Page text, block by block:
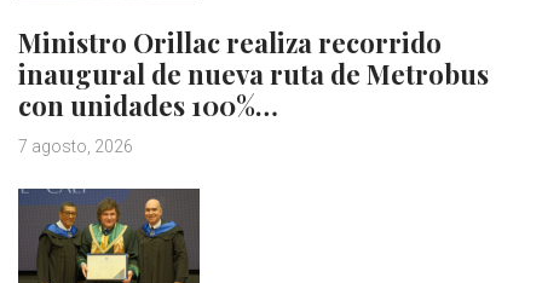
Ministro Orillac realiza recorrido
inaugural de nueva ruta de Metrobus
con unidades 100%…
7 agosto, 2026